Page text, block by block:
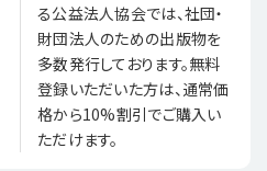
る公益法人協会では、社団・
財団法人のための出版物を
多数発行しております。無料
登録いただいた方は、通常価
格から10%割引でご購入い
ただけます。